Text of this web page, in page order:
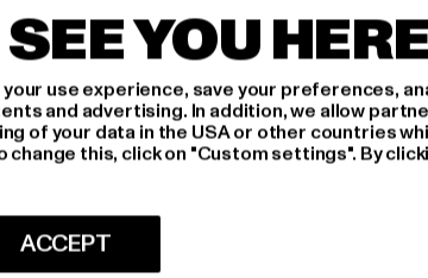
MAAT
LEVERING
YOU
use experience, save your preferences,
and advertising. In addition, we allow
of your data in the USA or other countries
this, click on "Custom settings". By
ACCEPT